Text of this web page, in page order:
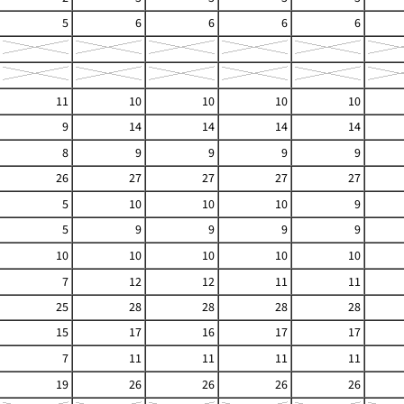
5 6 6 6
6
11 10 10 10
10
9 14 14 14
14
8 9 9 9
9
26 27 27 27
27
5 10 10 10
9
5 9 9 9
9
10 10 10 10
10
7 12 12 11
11
25 28 28 28
28
15 17 16 17
17
7 11 11 11
11
19 26 26 26
26